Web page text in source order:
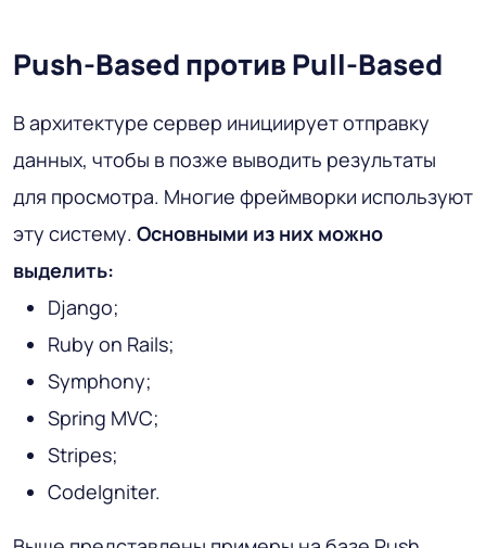
Push-Based против Pull-Based
В архитектуре сервер инициирует отправку
данных, чтобы в позже выводить результаты
для просмотра. Многие фреймворки используют
эту систему. Основными из них можно
выделить:
Django;
Ruby on Rails;
Symphony;
Spring MVC;
Stripes;
CodeIgniter.